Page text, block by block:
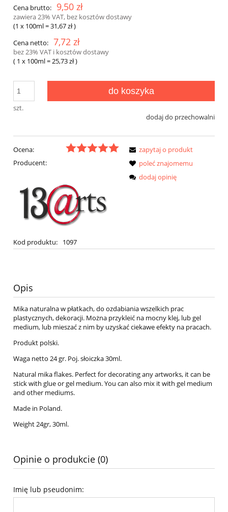
Cena brutto: 9,50 zł
zawiera 23% VAT, bez kosztów dostawy
(1 x 100ml=31,67 zł)
Cena netto: 7,72 zł
bez 23% VAT i kosztów dostawy
( 1 x 100ml=25,73 zł)
szt.
do koszyka
dodaj do przechowalni
Ocena:
Producent:
Kod produktu: 1097
zapytaj o produkt
poleć znajomemu
dodaj opinię
Opis
Mika naturalna w płatkach, do ozdabiania wszelkich prac
plastycznych, dekoracji. Można przykleić na mocny klej, lub gel
medium, lub mieszać z nim by uzyskać ciekawe efekty na pracach.
Produkt polski.
Waga netto 24 gr. Poj. słoiczka 30ml.
Natural mika flakes. Perfect for decorating any artworks, it can be
stick with glue or gel medium. You can also mix it with gel medium
and other mediums.
Made in Poland.
Weight 24gr, 30ml.
Opinie o produkcie (0)
Imię lub pseudonim: